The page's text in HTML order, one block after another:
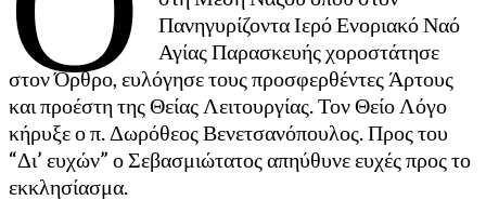
Πανηγυρίζοντα Ιερό Ενοριακό Ναό
Αγίας Παρασκευής χοροστάτησε
στον Όρθρο, ευλόγησε τους προσφερθέντες Άρτους
και προέστη της Θείας Λειτουργίας. Τον Θείο Λόγο
κήρυξε ο π. Δωρόθεος Βενετσανόπουλος. Προς του
“Δι’ ευχών” ο Σεβασμιώτατος απηύθυνε ευχές προς το
εκκλησίασμα.